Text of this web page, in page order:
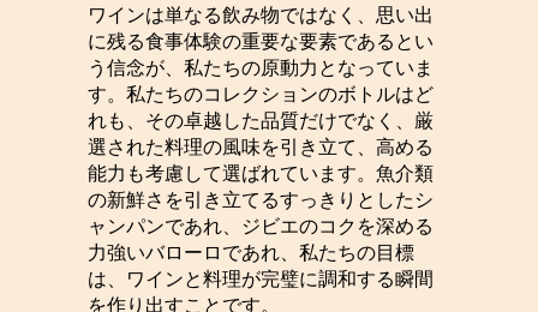
ワインは単なる飲み物ではなく、思い出
に残る食事体験の重要な要素であるとい
う信念が、私たちの原動力となっていま
す。私たちのコレクションのボトルはど
れも、その卓越した品質だけでなく、厳
選された料理の風味を引き立て、高める
能力も考慮して選ばれています。魚介類
の新鮮さを引き立てるすっきりとしたシ
ャンパンであれ、ジビエのコクを深める
力強いバローロであれ、私たちの目標
は、ワインと料理が完璧に調和する瞬間
を作り出すことです。